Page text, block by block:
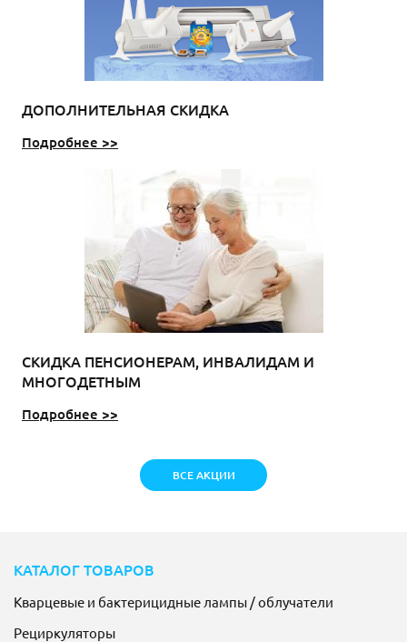
ДОПОЛНИТЕЛЬНАЯ СКИДКА
Подробнее >>
СКИДКА ПЕНСИОНЕРАМ, ИНВАЛИДАМ И
МНОГОДЕТНЫМ
Подробнее >>
ВСЕ АКЦИИ
КАТАЛОГ ТОВАРОВ
Кварцевые и бактерицидные лампы / облучатели
Рециркуляторы